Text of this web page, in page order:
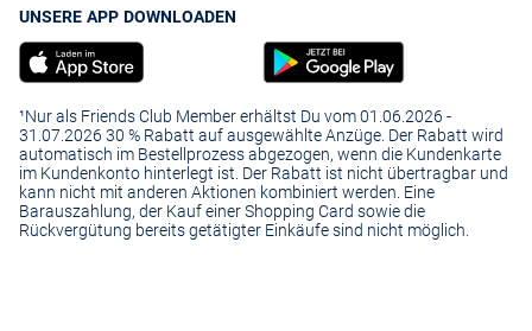
UNSERE APP DOWNLOADEN
¹Nur als Friends Club Member erhältst Du vom 01.06.2026 -
31.07.2026 30 % Rabatt auf ausgewählte Anzüge. Der Rabatt wird
automatisch im Bestellprozess abgezogen, wenn die Kundenkarte
im Kundenkonto hinterlegt ist. Der Rabatt ist nicht übertragbar und
kann nicht mit anderen Aktionen kombiniert werden. Eine
Barauszahlung, der Kauf einer Shopping Card sowie die
Rückvergütung bereits getätigter Einkäufe sind nicht möglich.